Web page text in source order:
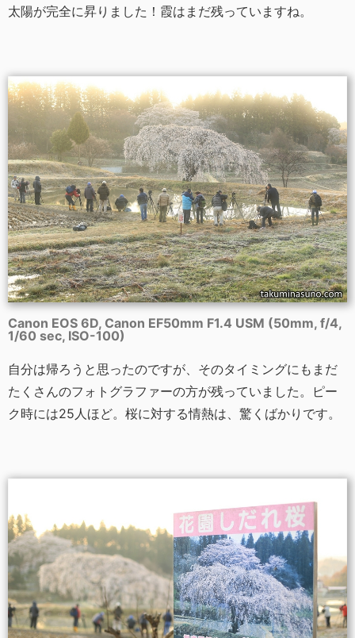
太陽が完全に昇りました！霞はまだ残っていますね。
Canon EOS 6D, Canon EF50mm F1.4 USM (50mm, f/4,
1/60 sec, ISO-100)
自分は帰ろうと思ったのですが、そのタイミングにもまだ
たくさんのフォトグラファーの方が残っていました。ピー
ク時には25人ほど。桜に対する情熱は、驚くばかりです。